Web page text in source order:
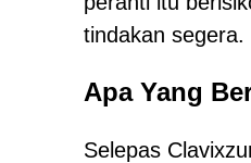
tindakan segera.
Apa Yang
Selepas